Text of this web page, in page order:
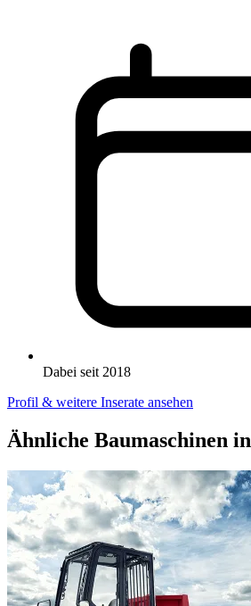
Dabei seit 2018
Profil & weitere Inserate ansehen
Ähnliche Baumaschinen